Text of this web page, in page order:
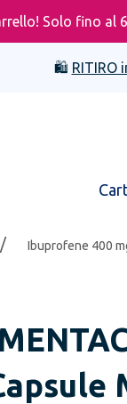
Solo fino al
🛍️ RITIRO
/ Ibuprofene 400